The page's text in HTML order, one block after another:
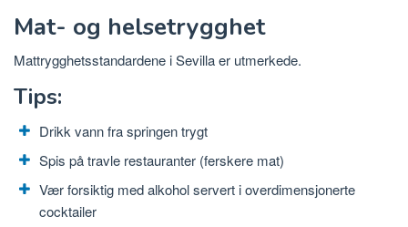
Mat- og helsetrygghet
Mattrygghetsstandardene i Sevilla er utmerkede.
Tips:
Drikk vann fra springen trygt
Spis på travle restauranter (ferskere mat)
Vær forsiktig med alkohol servert i overdimensjonerte
cocktailer